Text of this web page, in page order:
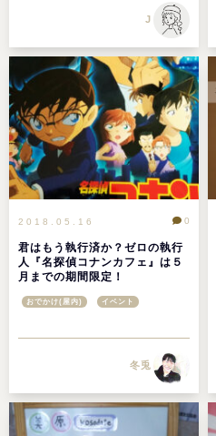
J
2018.05.16
君はもう執行済か？ゼロの執行
人『名探偵コナンカフェ』は５
月までの期間限定！
0
おでかけ(屋内) イベント
冬兎